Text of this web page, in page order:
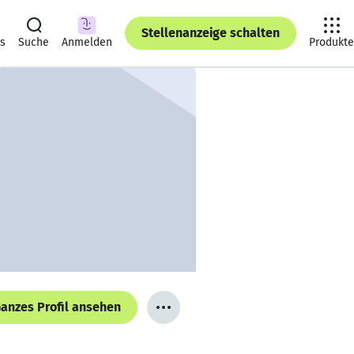
Suche Anmelden
Stellenanzeige schalten
Produkte
Profil ansehen